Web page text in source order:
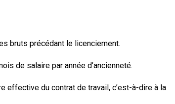
bruts précédant le licenciement.
de salaire par année d’ancienneté.
effective du contrat de travail, c’est-à-dire à la